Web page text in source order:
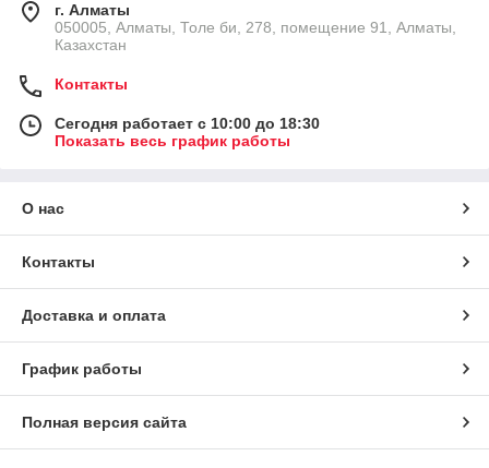
г. Алматы
050005, Алматы, Толе би, 278, помещение 91, Алматы,
Казахстан
Контакты
Сегодня работает с 10:00 до 18:30
Показать весь график работы
О нас
Контакты
Доставка и оплата
График работы
Полная версия сайта